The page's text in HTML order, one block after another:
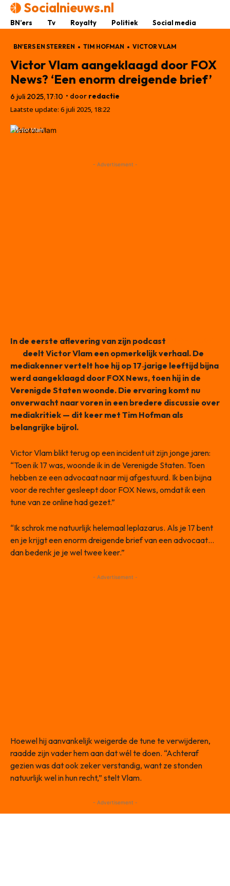
Socialnieuws.nl
BN’ers Tv Royalty Politiek Social media
BN'ERS EN STERREN TIM HOFMAN VICTOR VLAM
Victor Vlam aangeklaagd door FOX
News? ‘Een enorm dreigende brief’
6 juli 2025, 17:10 • door redactie
Laatste update: 6 juli 2025, 18:22
Victor Vlam
- Advertisement -
In de eerste aflevering van zijn podcast
deelt Victor Vlam een opmerkelijk verhaal. De
mediakenner vertelt hoe hij op 17‑jarige leeftijd bijna
werd aangeklaagd door FOX News, toen hij in de
Verenigde Staten woonde. Die ervaring komt nu
onverwacht naar voren in een bredere discussie over
mediakritiek — dit keer met Tim Hofman als
belangrijke bijrol.
Victor Vlam blikt terug op een incident uit zijn jonge jaren:
“Toen ik 17 was, woonde ik in de Verenigde Staten. Toen
hebben ze een advocaat naar mij afgestuurd. Ik ben bijna
voor de rechter gesleept door FOX News, omdat ik een
tune van ze online had gezet.”
“Ik schrok me natuurlijk helemaal leplazarus. Als je 17 bent
en je krijgt een enorm dreigende brief van een advocaat…
dan bedenk je je wel twee keer.”
- Advertisement -
Hoewel hij aanvankelijk weigerde de tune te verwijderen,
raadde zijn vader hem aan dat wél te doen. “Achteraf
gezien was dat ook zeker verstandig, want ze stonden
natuurlijk wel in hun recht,” stelt Vlam.
- Advertisement -